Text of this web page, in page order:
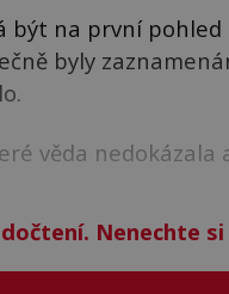
být na první pohled
byly
věda
Nenechte